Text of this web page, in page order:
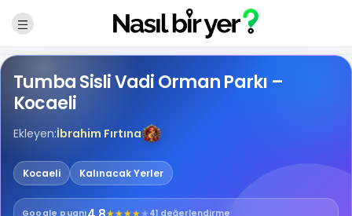
Tumba Sisli Vadi Orman Parkı –
Kocaeli
Ekleyen:İbrahim Fırtına
Kocaeli Kalınacak Yerler
Google puanı ★★★★★ 41 değerlendirme